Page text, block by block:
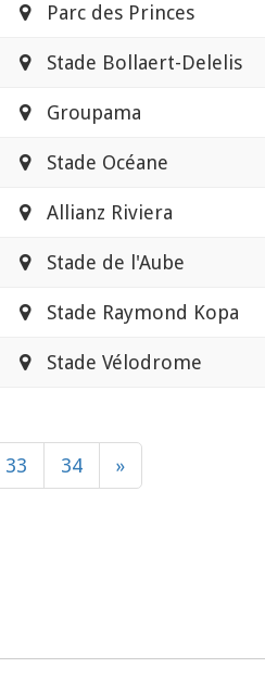
Parc des Princes
Stade Bollaert-Delelis
Groupama
Stade Océane
Allianz Riviera
Stade de l'Aube
Stade Raymond Kopa
Stade Vélodrome
33 34 »